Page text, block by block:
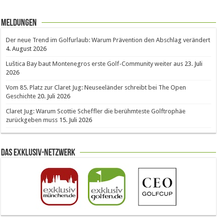
Meldungen
Der neue Trend im Golfurlaub: Warum Prävention den Abschlag verändert
4. August 2026
Luštica Bay baut Montenegros erste Golf-Community weiter aus 23. Juli
2026
Vom 85. Platz zur Claret Jug: Neuseeländer schreibt bei The Open
Geschichte 20. Juli 2026
Claret Jug: Warum Scottie Scheffler die berühmteste Golftrophäe
zurückgeben muss 15. Juli 2026
Das Exklusiv-Netzwerk